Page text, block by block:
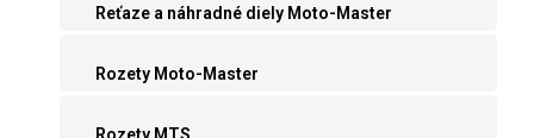
Reťaze a náhradné diely Moto-Master
Rozety Moto-Master
Rozety MTS